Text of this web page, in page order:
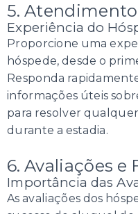
5.
Experiência do
Proporcione uma
hóspede, desde o
Responda
informações úteis
para resolver
durante a estadia.
6. Avaliações e
Importância das
As avaliações dos